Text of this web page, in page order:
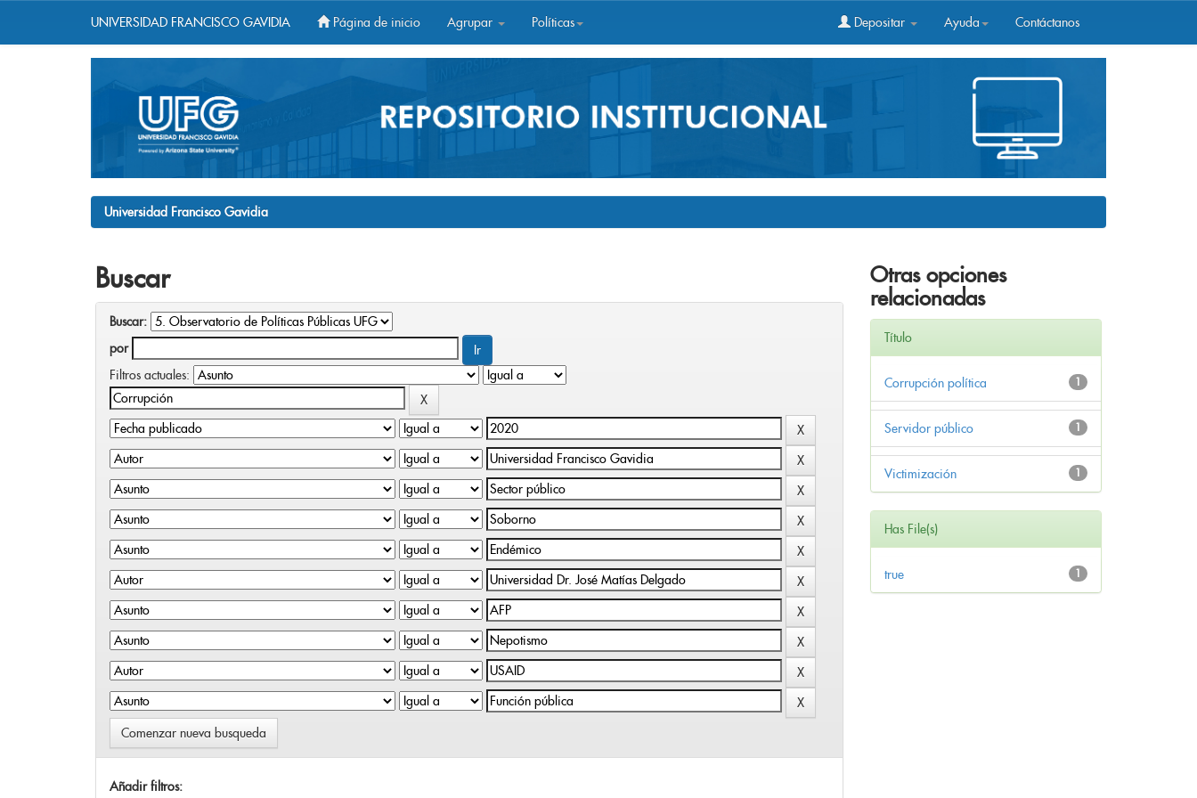
UNIVERSIDAD FRANCISCO GAVIDIA Página de inicio Agrupar Políticas Depositar Ayuda Contáctanos
Universidad Francisco Gavidia
Buscar
Buscar:
por
Filtros actuales:
Comenzar nueva busqueda
Añadir filtros:
Otras opciones
relacionadas
Título
1
Corrupción política
1
Servidor público
1
Victimización
Has File(s)
1
true